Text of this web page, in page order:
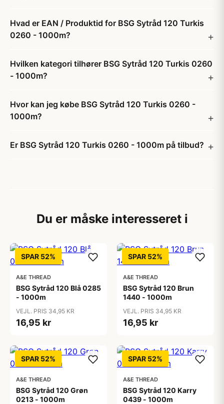
Hvad er EAN / Produktid for BSG Sytråd 120 Turkis
0260 - 1000m?
Hvilken kategori tilhører BSG Sytråd 120 Turkis 0260
- 1000m?
Hvor kan jeg købe BSG Sytråd 120 Turkis 0260 -
1000m?
Er BSG Sytråd 120 Turkis 0260 - 1000m på tilbud?
Du er måske interesseret i
SPAR 52%
A&E THREAD
BSG Sytråd 120 Blå 0285
- 1000m
VEJL. PRIS 34,95 KR
16,95 kr
SPAR 52%
A&E THREAD
BSG Sytråd 120 Brun
1440 - 1000m
VEJL. PRIS 34,95 KR
16,95 kr
SPAR 52%
A&E THREAD
BSG Sytråd 120 Grøn
0213 - 1000m
SPAR 52%
A&E THREAD
BSG Sytråd 120 Karry
0439 - 1000m